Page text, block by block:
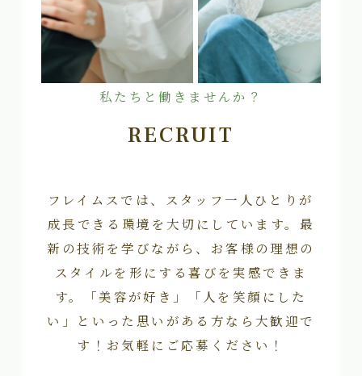
私たちと働きませんか？
RECRUIT
フレイムスでは、スタッフ一人ひとりが
成長できる環境を大切にしています。最
新の技術を学びながら、お客様の理想の
スタイルを形にする喜びを実感できま
す。「美容が好き」「人を笑顔にした
い」といった思いがある方なら大歓迎で
す！お気軽にご応募ください！